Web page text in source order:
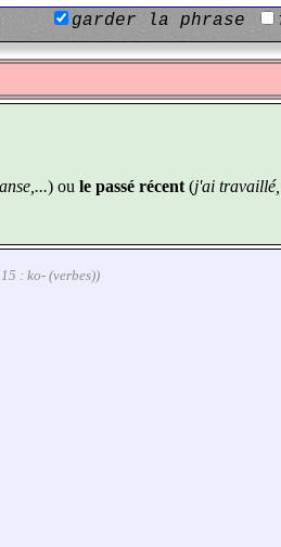
garder la phrase
) ou le passé récent (j'ai
: ko- (verbes))